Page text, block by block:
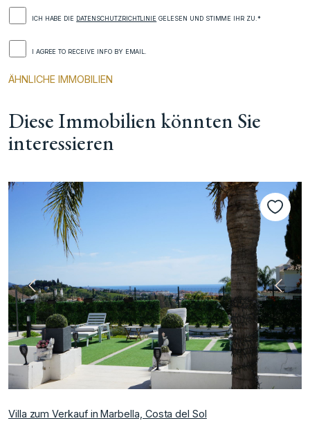
ICH HABE DIE DATENSCHUTZRICHTLINIE GELESEN UND STIMME IHR ZU.*
I AGREE TO RECEIVE INFO BY EMAIL.
ÄHNLICHE IMMOBILIEN
Diese Immobilien könnten Sie
interessieren
Vorherige
Villa zum Verkauf in Marbella, Costa del Sol